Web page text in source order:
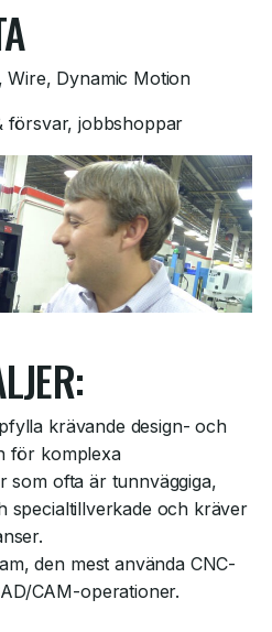
Wire, Dynamic Motion
försvar, jobbshoppar
krävande design- och
för komplexa
som ofta är tunnväggiga,
specialtillverkade och kräver
den mest använda CNC-
CAM-operationer.